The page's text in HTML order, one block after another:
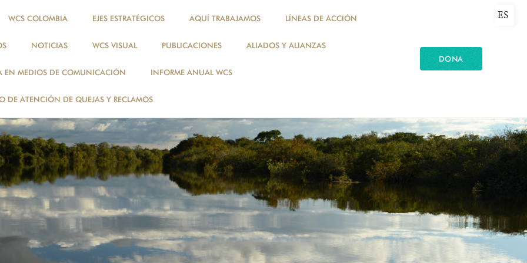
WCS COLOMBIA EJES ESTRATÉGICOS AQUÍ TRABAJAMOS LÍNEAS DE ACCIÓN
NOTICIAS WCS VISUAL PUBLICACIONES ALIADOS Y ALIANZAS
EN MEDIOS DE COMUNICACIÓN INFORME ANUAL WCS
DE ATENCIÓN DE QUEJAS Y RECLAMOS
DONA
ES